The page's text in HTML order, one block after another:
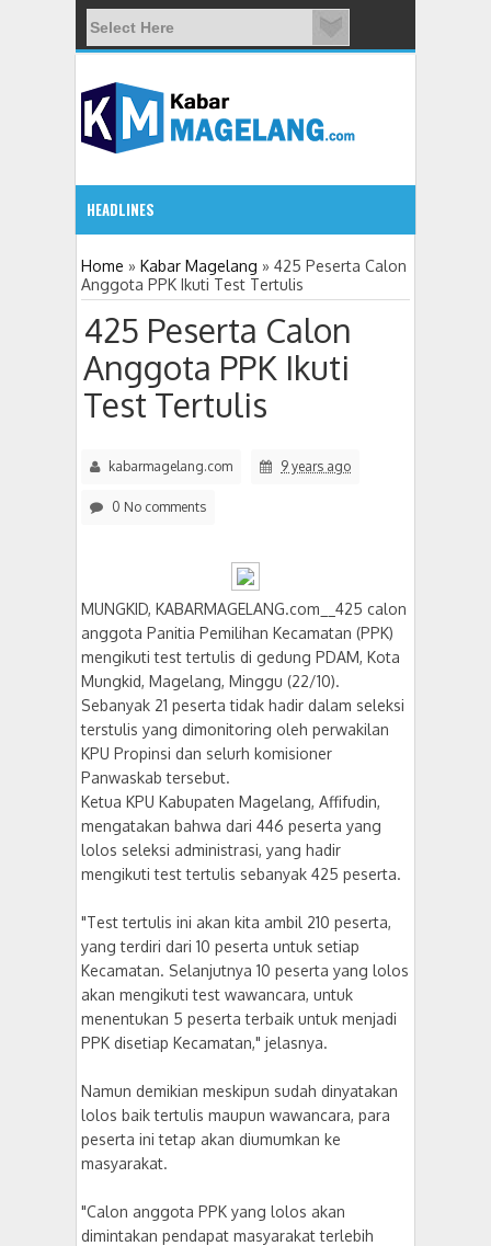
HEADLINES
5:32 PM
Home » Kabar Magelang » 425 Peserta Calon
Anggota PPK Ikuti Test Tertulis
425 Peserta Calon
Anggota PPK Ikuti
Test Tertulis
kabarmagelang.com 9 years ago
0 No comments
MUNGKID, KABARMAGELANG.com__425 calon
anggota Panitia Pemilihan Kecamatan (PPK)
mengikuti test tertulis di gedung PDAM, Kota
Mungkid, Magelang, Minggu (22/10).
Sebanyak 21 peserta tidak hadir dalam seleksi
terstulis yang dimonitoring oleh perwakilan
KPU Propinsi dan selurh komisioner
Panwaskab tersebut.
Ketua KPU Kabupaten Magelang, Affifudin,
mengatakan bahwa dari 446 peserta yang
lolos seleksi administrasi, yang hadir
mengikuti test tertulis sebanyak 425 peserta.
"Test tertulis ini akan kita ambil 210 peserta,
yang terdiri dari 10 peserta untuk setiap
Kecamatan. Selanjutnya 10 peserta yang lolos
akan mengikuti test wawancara, untuk
menentukan 5 peserta terbaik untuk menjadi
PPK disetiap Kecamatan," jelasnya.
Namun demikian meskipun sudah dinyatakan
lolos baik tertulis maupun wawancara, para
peserta ini tetap akan diumumkan ke
masyarakat.
"Calon anggota PPK yang lolos akan
dimintakan pendapat masyarakat terlebih